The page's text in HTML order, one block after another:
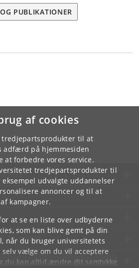
af cookies
til at
adfærd på hjemmesiden
at forbedre vores service.
tredjepartsprodukter til
udvalgte uddannelser
annoncer og til at
kampagner.
at se en liste over udbyderne
som kan blive gemt på din
når du bruger universitetets
vælge om du vil acceptere
du kan altid ændre dit samtykke
PUBLIKATIONER
ANSATTE